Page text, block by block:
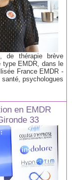
de thérapie brève
type EMDR, dans le
France EMDR -
psychologues
en EMDR
33